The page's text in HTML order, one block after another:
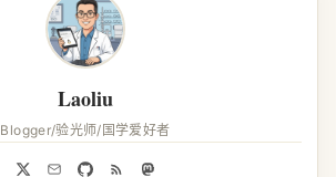
Laoliu
Blogger/验光师/国学爱好者